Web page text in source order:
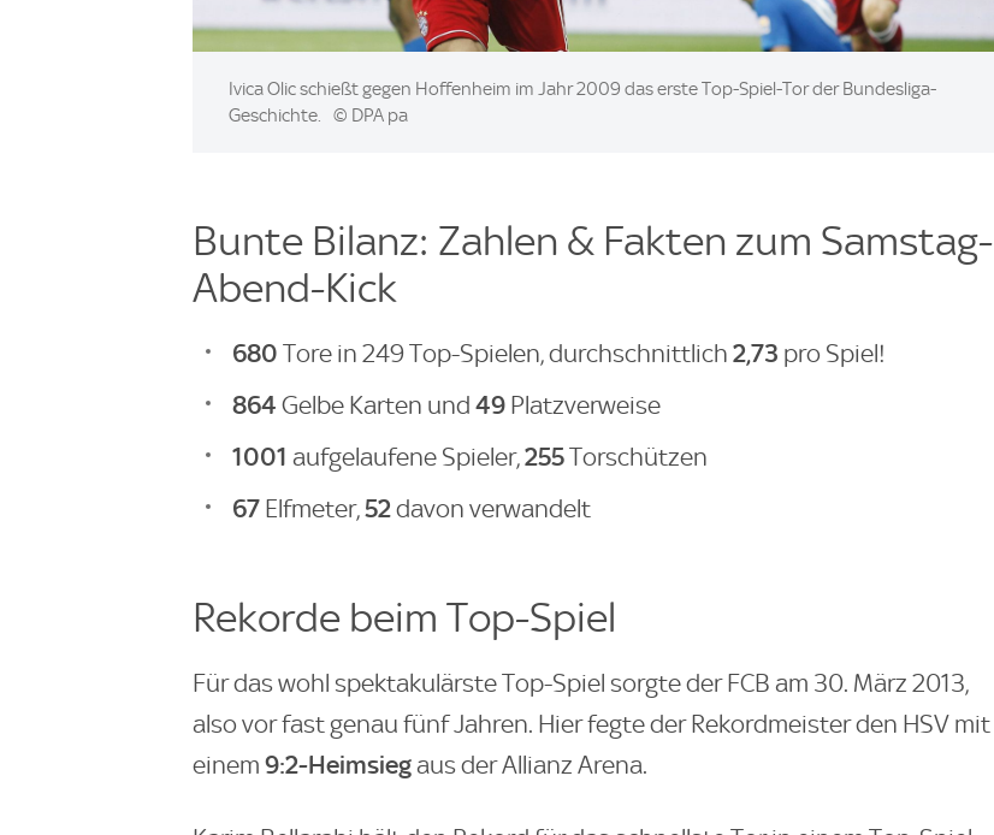
Image:
Ivica Olic schießt gegen Hoffenheim im Jahr 2009 das erste Top-Spiel-Tor der Bundesliga-
Geschichte.
© DPA pa
Bunte Bilanz: Zahlen & Fakten zum Samstag-
Abend-Kick
680 Tore in 249 Top-Spielen, durchschnittlich 2,73 pro Spiel!
864 Gelbe Karten und 49Platzverweise
1001 aufgelaufene Spieler,255Torschützen
67 Elfmeter,52davon verwandelt
Rekorde beim Top-Spiel
Für das wohl spektakulärste Top-Spiel sorgte der FCB am 30. März 2013,
also vor fast genau fünf Jahren. Hier fegte der Rekordmeister den HSV mit
einem 9:2-Heimsiegaus der Allianz Arena.